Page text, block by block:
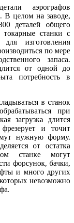
аэрографов
В целом на заводе,
деталей общего
токарные станки с
изготовления
по мере
запаса.
от одной до
потребность в
в станок
при
загрузка длится
и точит
нужную форму.
от остатка
станке могут
форсунок, бачки,
и много других
невозможно